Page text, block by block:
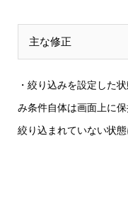
主な修正
・絞り込みを設定した
み条件自体は画面上に
絞り込まれていない状